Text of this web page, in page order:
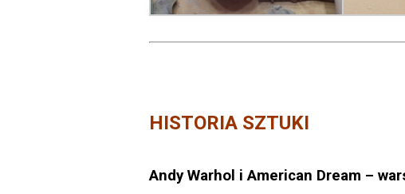
HISTORIA SZTUKI
Andy Warhol i American Dream –